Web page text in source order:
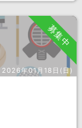
募集中
2026年01月18日(日)